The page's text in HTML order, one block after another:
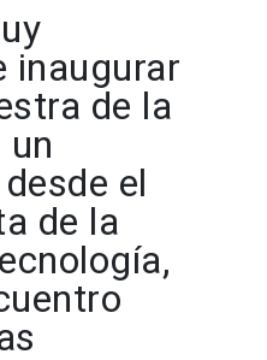
inaugurar
de la
el
de la